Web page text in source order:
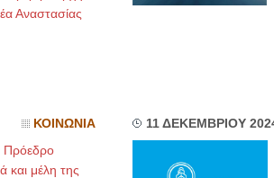
Αναστασίας
ΚΟΙΝΩΝΙΑ
Πρόεδρο
και μέλη της
11 ΔΕΚΕΜΒΡΙΟΥ